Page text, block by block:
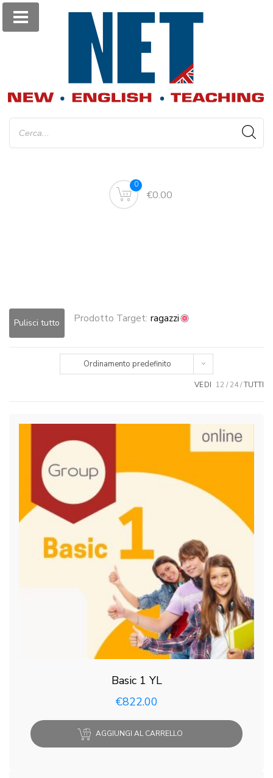
0
€0.00
Pulisci tutto Prodotto Target: ragazzi
Ordinamento predefinito
VEDI 12 24 TUTTI
Basic 1 YL
€822.00
AGGIUNGI AL CARRELLO